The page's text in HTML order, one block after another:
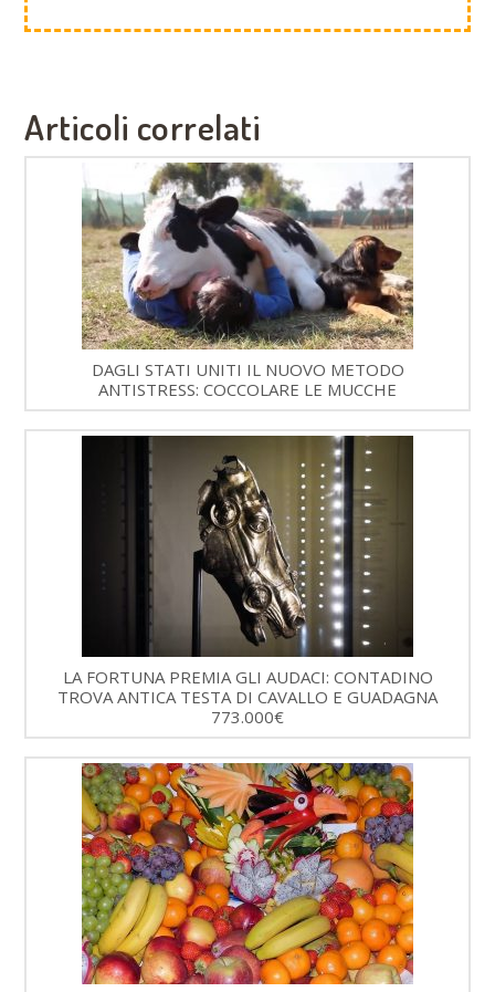
Articoli correlati
DAGLI STATI UNITI IL NUOVO METODO
ANTISTRESS: COCCOLARE LE MUCCHE
LA FORTUNA PREMIA GLI AUDACI: CONTADINO
TROVA ANTICA TESTA DI CAVALLO E GUADAGNA
773.000€